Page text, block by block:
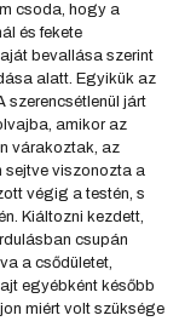
csoda, hogy a
és fekete
bevallása szerint
alatt. Egyikük az
szerencsétlenül járt
amikor az
várakoztak, az
sejtve viszonozta a
végig a testén, s
Kiáltozni kezdett,
csupán
a csődületet,
egyébként később
miért volt szüksége